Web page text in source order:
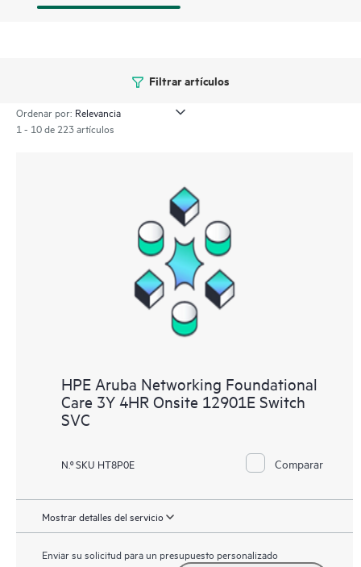
Filtrar artículos
Ordenar por:
1 - 10 de 223 artículos
HPE Aruba Networking Foundational
Care 3Y 4HR Onsite 12901E Switch
SVC
N.º SKU HT8P0E Comparar
Mostrar detalles del servicio
Enviar su solicitud para un presupuesto personalizado